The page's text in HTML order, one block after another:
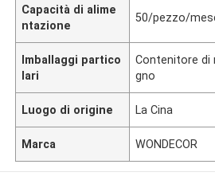
Capacità di alime
ntazione
50/pezzo/
Imballaggi partico
lari
Contenitore di
gno
Luogo di origine La Cina
Marca WONDECOR